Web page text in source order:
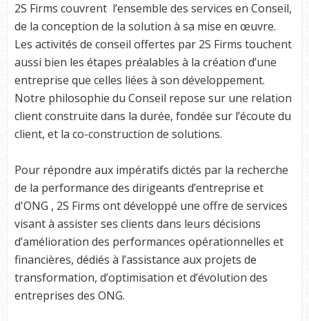
2S Firms couvrent l’ensemble des services en Conseil,
de la conception de la solution à sa mise en œuvre.
Les activités de conseil offertes par 2S Firms touchent
aussi bien les étapes préalables à la création d’une
entreprise que celles liées à son développement.
Notre philosophie du Conseil repose sur une relation
client construite dans la durée, fondée sur l’écoute du
client, et la co-construction de solutions.
Pour répondre aux impératifs dictés par la recherche
de la performance des dirigeants d’entreprise et
d'ONG , 2S Firms ont développé une offre de services
visant à assister ses clients dans leurs décisions
d’amélioration des performances opérationnelles et
financières, dédiés à l’assistance aux projets de
transformation, d’optimisation et d’évolution des
entreprises des ONG.